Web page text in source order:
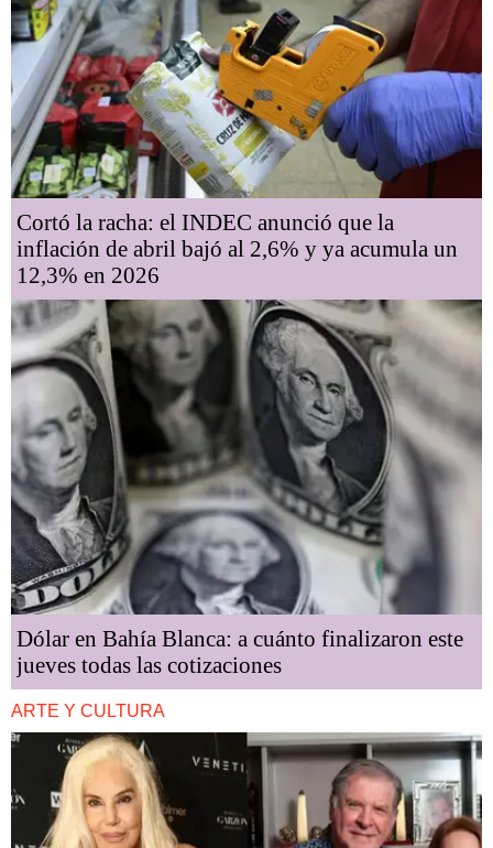
Cortó la racha: el INDEC anunció que la
inflación de abril bajó al 2,6% y ya acumula un
12,3% en 2026
Dólar en Bahía Blanca: a cuánto finalizaron este
jueves todas las cotizaciones
ARTE Y CULTURA